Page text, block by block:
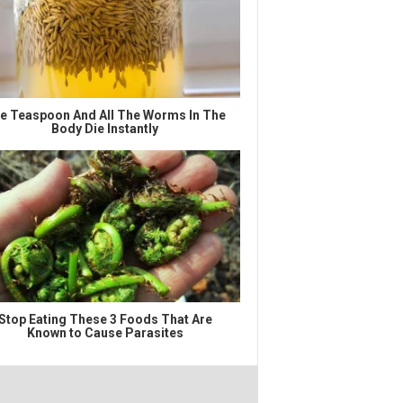
Teaspoon And All The Worms In The
Body Die Instantly
Eating These 3 Foods That Are
Known to Cause Parasites